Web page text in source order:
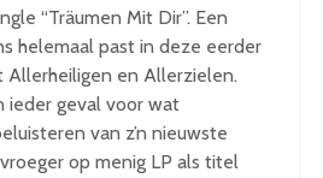
“Träumen Mit Dir”. Een
helemaal past in deze eerder
en Allerzielen.
ieder geval voor wat
van z’n nieuwste
op menig LP als titel